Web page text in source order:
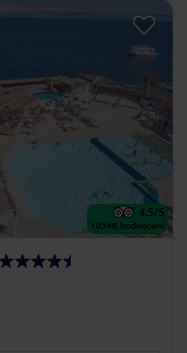
4.5/5
10548 hodnocení